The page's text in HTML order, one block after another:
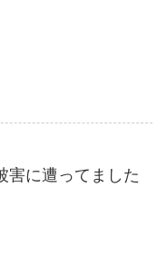
害に遭ってました